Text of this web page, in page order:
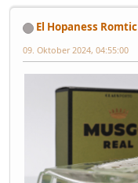
El Hopaness Romtic
09. Oktober 2024, 04:55:00